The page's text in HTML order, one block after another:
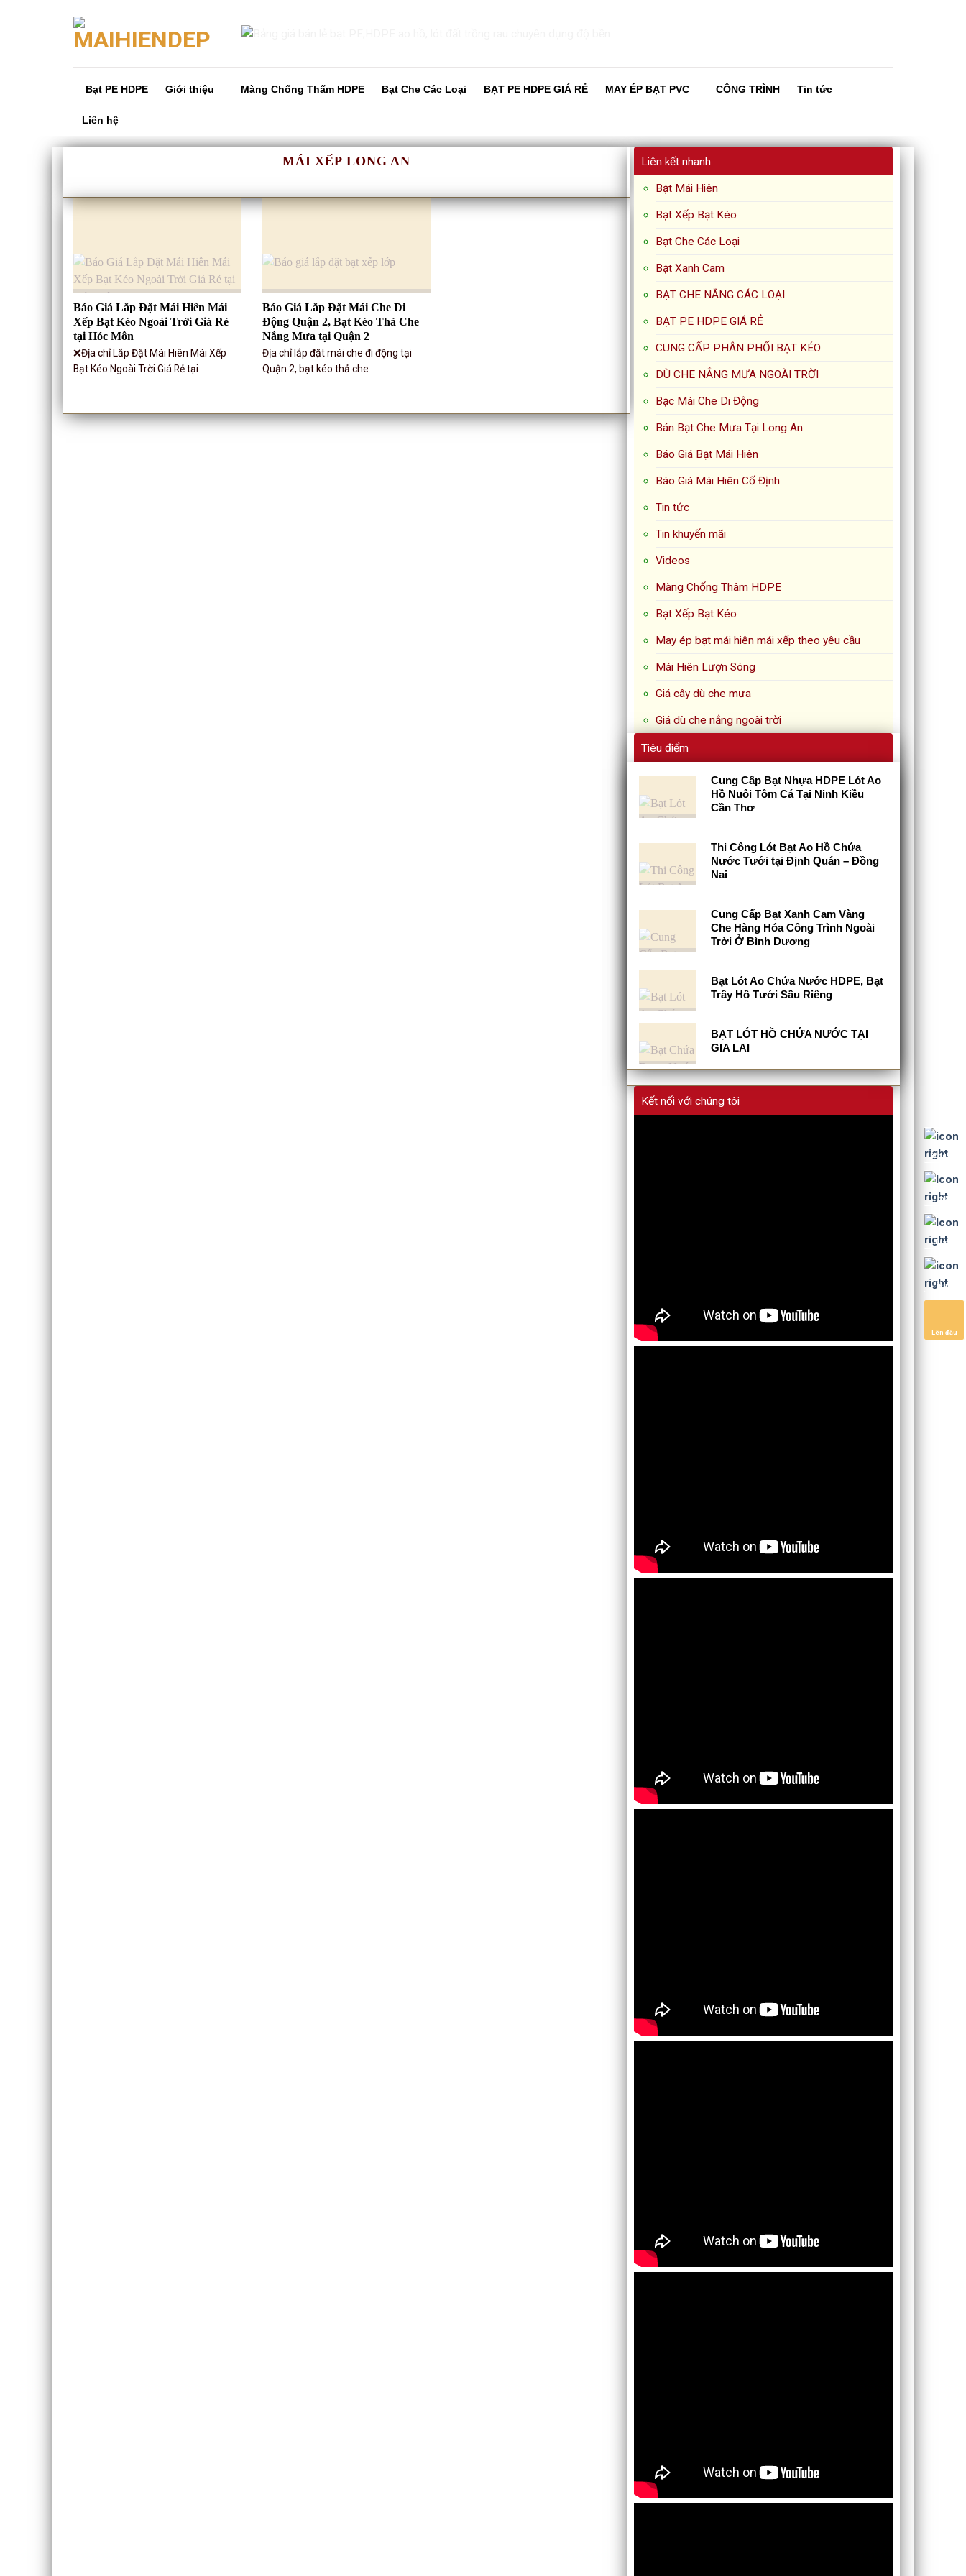
Bạt PE HDPE Giới thiệu Màng Chống Thấm HDPE Bạt Che Các Loại BẠT PE HDPE GIÁ RẺ MAY ÉP BẠT PVC CÔNG TRÌNH Tin tức
Liên hệ
MÁI XẾP LONG AN
Báo Giá Lắp Đặt Mái Hiên Mái
Xếp Bạt Kéo Ngoài Trời Giá Rẻ
tại Hóc Môn
❌Địa chỉ Lắp Đặt Mái Hiên Mái Xếp
Bạt Kéo Ngoài Trời Giá Rẻ tại
Báo Giá Lắp Đặt Mái Che Di
Động Quận 2, Bạt Kéo Thả Che
Nắng Mưa tại Quận 2
Địa chỉ lắp đặt mái che đi động tại
Quận 2, bạt kéo thả che
Liên kết nhanh
Bạt Mái Hiên
Bạt Xếp Bạt Kéo
Bạt Che Các Loại
Bạt Xanh Cam
BẠT CHE NẮNG CÁC LOẠI
BẠT PE HDPE GIÁ RẺ
CUNG CẤP PHÂN PHỐI BẠT KÉO
DÙ CHE NẮNG MƯA NGOÀI TRỜI
Bạc Mái Che Di Động
Bán Bạt Che Mưa Tại Long An
Báo Giá Bạt Mái Hiên
Báo Giá Mái Hiên Cố Định
Tin tức
Tin khuyến mãi
Videos
Màng Chống Thâm HDPE
Bạt Xếp Bạt Kéo
May ép bạt mái hiên mái xếp theo yêu cầu
Mái Hiên Lượn Sóng
Giá cây dù che mưa
Giá dù che nắng ngoài trời
Tiêu điểm
Cung Cấp Bạt Nhựa HDPE Lót Ao
Hồ Nuôi Tôm Cá Tại Ninh Kiều
Cần Thơ
Thi Công Lót Bạt Ao Hồ Chứa
Nước Tưới tại Định Quán – Đồng
Nai
Cung Cấp Bạt Xanh Cam Vàng
Che Hàng Hóa Công Trình Ngoài
Trời Ở Bình Dương
Bạt Lót Ao Chứa Nước HDPE, Bạt
Trầy Hồ Tưới Sầu Riêng
BẠT LÓT HỒ CHỨA NƯỚC TẠI
GIA LAI
Kết nối với chúng tôi
Bảng giá
mãi
Tư vấn
Liên hệ
Lên đầu